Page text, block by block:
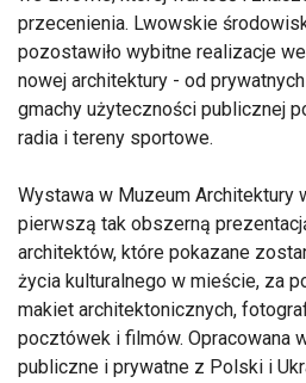
przecenienia. Lwowskie
pozostawiło wybitne realizacje
nowej architektury - od
gmachy użyteczności publicznej
radia i tereny sportowe.
Wystawa w Muzeum Architektury
pierwszą tak obszerną
architektów, które pokazane
życia kulturalnego w mieście, za
makiet architektonicznych,
pocztówek i filmów. Opracowana
publiczne i prywatne z Polski i